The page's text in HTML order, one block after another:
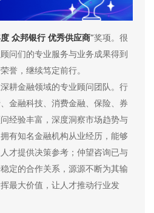
众邦银行 优秀供应商”奖项。很
问们的专业服务与业务成果得到
誉，继续笃定前行。
耕金融领域的专业顾问团队。行
金融科技、消费金融、保险、券
经验丰富，深度洞察市场趋势与
有知名金融机构从业经历，能够
才提供决策参考；仲望咨询已与
定的合作关系，源源不断为其输
最大价值，让人才推动行业发